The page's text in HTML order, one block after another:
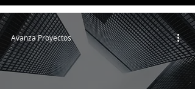
Avanza Proyectos